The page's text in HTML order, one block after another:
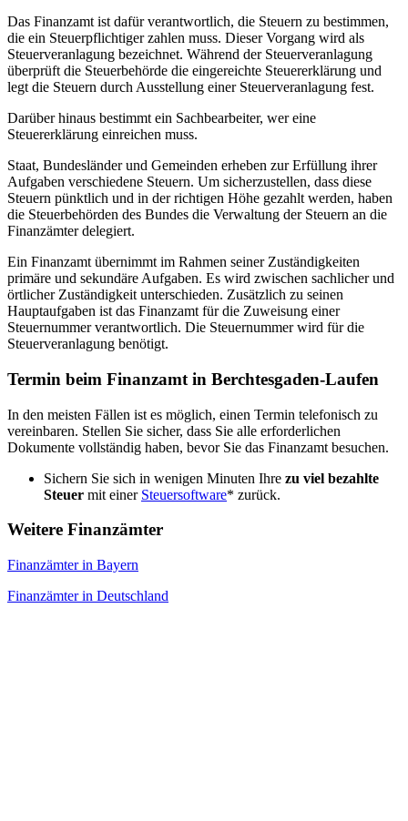
Das Finanzamt ist dafür verantwortlich, die Steuern zu bestimmen,
die ein Steuerpflichtiger zahlen muss. Dieser Vorgang wird als
Steuerveranlagung bezeichnet. Während der Steuerveranlagung
überprüft die Steuerbehörde die eingereichte Steuererklärung und
legt die Steuern durch Ausstellung einer Steuerveranlagung fest.
Darüber hinaus bestimmt ein Sachbearbeiter, wer eine
Steuererklärung einreichen muss.
Staat, Bundesländer und Gemeinden erheben zur Erfüllung ihrer
Aufgaben verschiedene Steuern. Um sicherzustellen, dass diese
Steuern pünktlich und in der richtigen Höhe gezahlt werden, haben
die Steuerbehörden des Bundes die Verwaltung der Steuern an die
Finanzämter delegiert.
Ein Finanzamt übernimmt im Rahmen seiner Zuständigkeiten
primäre und sekundäre Aufgaben. Es wird zwischen sachlicher und
örtlicher Zuständigkeit unterschieden. Zusätzlich zu seinen
Hauptaufgaben ist das Finanzamt für die Zuweisung einer
Steuernummer verantwortlich. Die Steuernummer wird für die
Steuerveranlagung benötigt.
Termin beim Finanzamt in Berchtesgaden-Laufen
In den meisten Fällen ist es möglich, einen Termin telefonisch zu
vereinbaren. Stellen Sie sicher, dass Sie alle erforderlichen
Dokumente vollständig haben, bevor Sie das Finanzamt besuchen.
Sichern Sie sich in wenigen Minuten Ihre zu viel bezahlte
Steuer mit einer Steuersoftware* zurück.
Weitere Finanzämter
Finanzämter in Bayern
Finanzämter in Deutschland